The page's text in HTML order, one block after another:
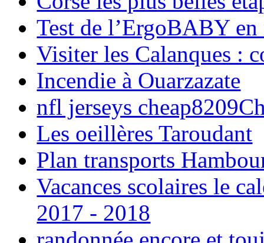
Test de l’ErgoBABY en
Visiter les Calanques :
Incendie à Ouarzazate
nfl jerseys
Les oeillères Taroudant
Plan transports
Vacances scolaires le
2017 - 2018